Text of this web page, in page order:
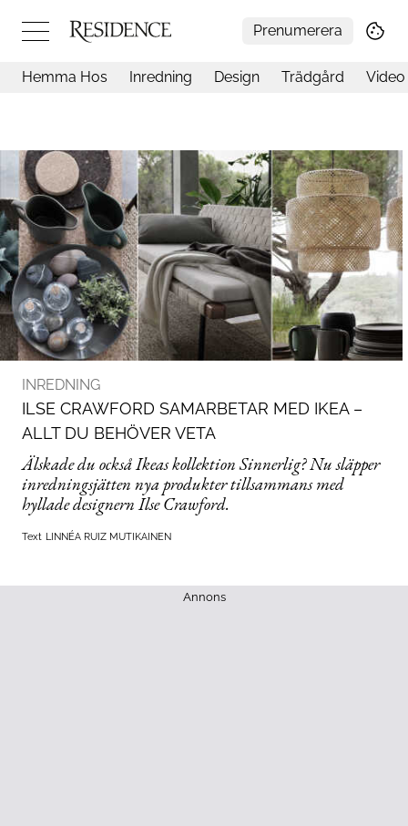
Prenumerera
Design
Trädgård
Video
Inredning
Livsstil
Resor
Mat & Dryck
Influencers
Mer
Hemma Hos Inredning Design Trädgård Video
INREDNING
ILSE CRAWFORD SAMARBETAR MED IKEA –
ALLT DU BEHÖVER VETA
Älskade du också Ikeas kollektion Sinnerlig? Nu släpper
inredningsjätten nya produkter tillsammans med
hyllade designern Ilse Crawford.
Text LINNÉA RUIZ MUTIKAINEN
Annons